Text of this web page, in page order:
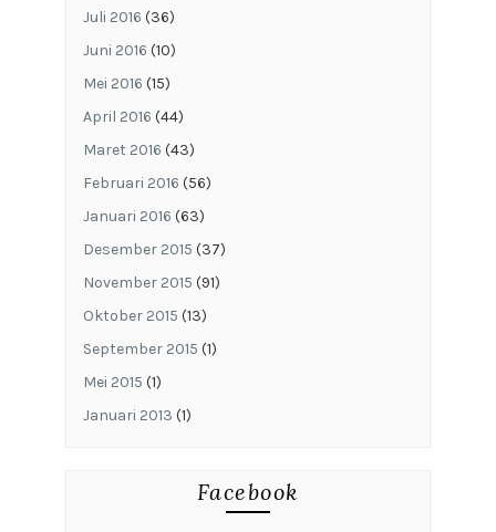
Juli 2016 (36)
Juni 2016 (10)
Mei 2016 (15)
April 2016 (44)
Maret 2016 (43)
Februari 2016 (56)
Januari 2016 (63)
Desember 2015 (37)
November 2015 (91)
Oktober 2015 (13)
September 2015 (1)
Mei 2015 (1)
Januari 2013 (1)
Facebook